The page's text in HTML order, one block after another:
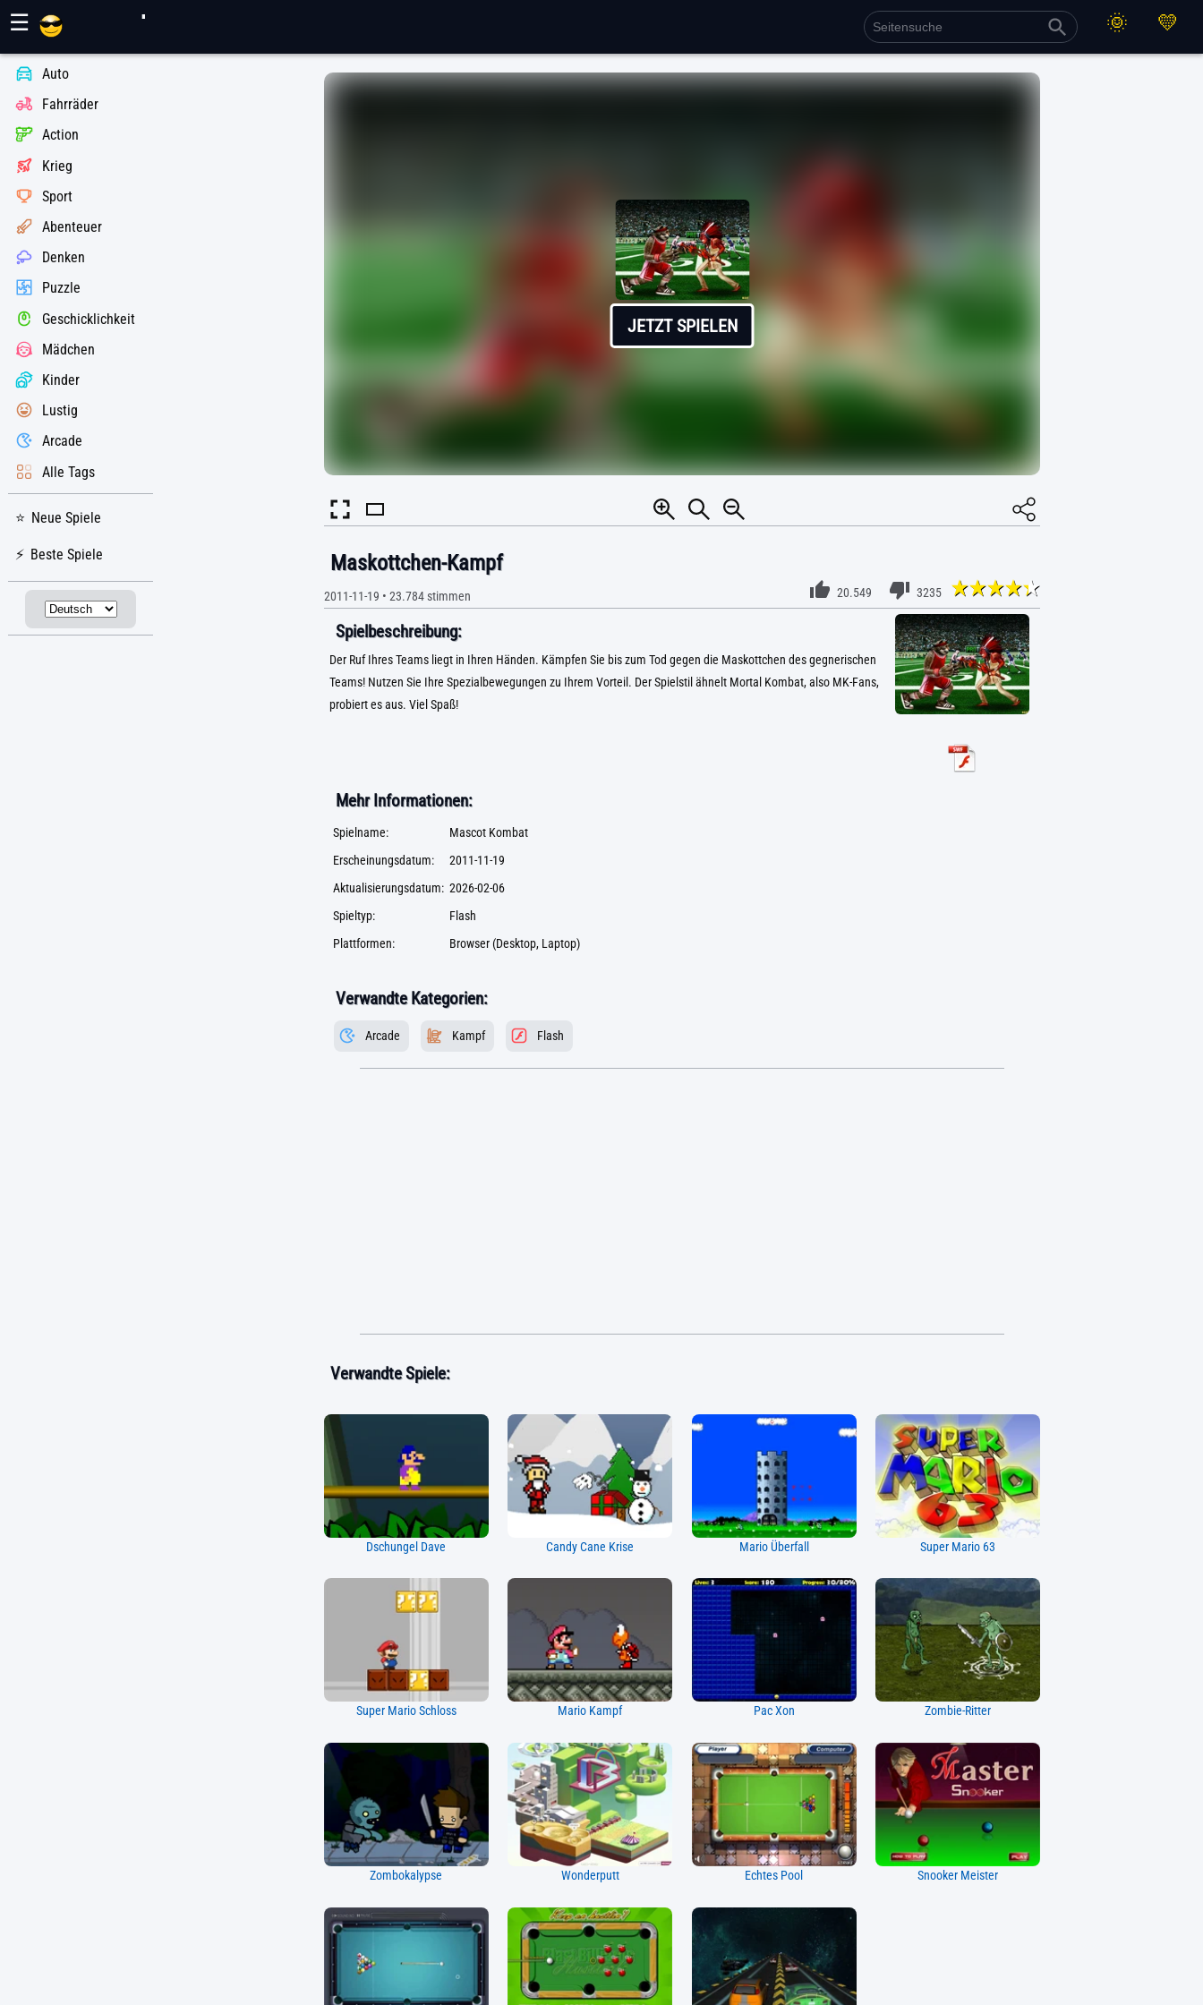
☰
Auto
Fahrräder
Action
Krieg
Sport
Abenteuer
Denken
Puzzle
Geschicklichkeit
Mädchen
Kinder
Lustig
Arcade
Alle Tags
Neue Spiele
Beste Spiele
JETZT SPIELEN
Maskottchen-Kampf
2011-11-19 • 23.784stimmen 20.549 3235
Spielbeschreibung:
Der Ruf Ihres Teams liegt in Ihren Händen. Kämpfen Sie bis zum Tod gegen die Maskottchen des gegnerischen
Teams! Nutzen Sie Ihre Spezialbewegungen zu Ihrem Vorteil. Der Spielstil ähnelt Mortal Kombat, also MK-Fans,
probiert es aus. Viel Spaß!
Mehr Informationen:
Spielname:
Mascot Kombat
Erscheinungsdatum:
2011-11-19
Aktualisierungsdatum: 2026-02-06
Spieltyp:
Flash
Plattformen:
Browser (Desktop, Laptop)
Verwandte Kategorien:
Arcade Kampf Flash
Verwandte Spiele:
Dschungel Dave Candy Cane Krise Mario Überfall Super Mario 63
Super Mario Schloss Mario Kampf Pac Xon Zombie-Ritter
Zombokalypse Wonderputt Echtes Pool Snooker Meister